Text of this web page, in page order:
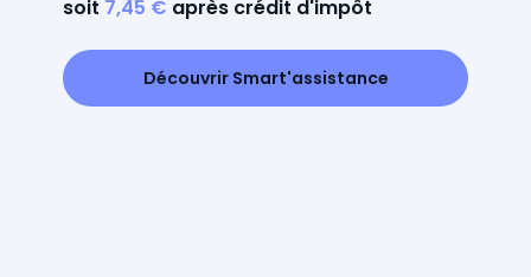
soit 7,45 € après crédit d'impôt
Découvrir Smart'assistance